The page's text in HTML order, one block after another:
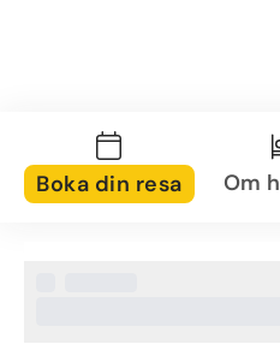
Boka din resa Om